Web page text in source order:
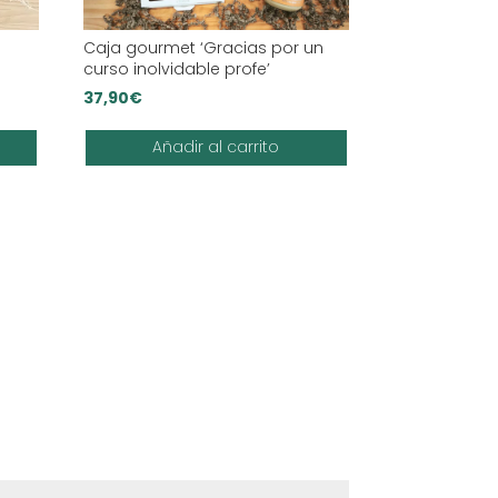
Caja gourmet ‘Gracias por un
curso inolvidable profe’
37,90€
Añadir al carrito